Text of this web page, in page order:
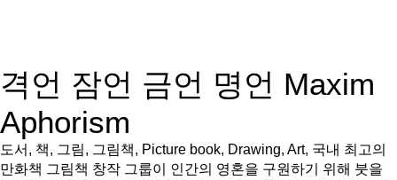
격언 잠언 금언 명언 Maxim
Aphorism
도서, 책, 그림, 그림책, Picture book, Drawing, Art, 국내 최고의
만화책 그림책 창작 그룹이 인간의 영혼을 구원하기 위해 붓을